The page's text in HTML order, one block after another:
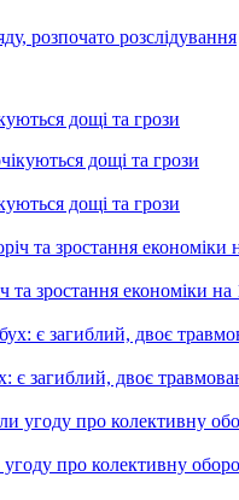
розпочато розслідування
дощі та грози
дощі та грози
та зростання економіки на
є загиблий, двоє
про колективну